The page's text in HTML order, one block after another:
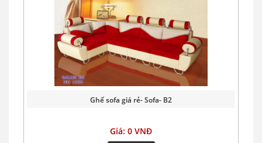
Ghế sofa giá rẻ- Sofa- B2
Giá: 0 VNĐ